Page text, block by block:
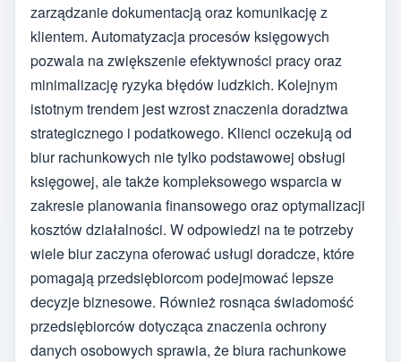
zarządzanie dokumentacją oraz komunikację z
klientem. Automatyzacja procesów księgowych
pozwala na zwiększenie efektywności pracy oraz
minimalizację ryzyka błędów ludzkich. Kolejnym
istotnym trendem jest wzrost znaczenia doradztwa
strategicznego i podatkowego. Klienci oczekują od
biur rachunkowych nie tylko podstawowej obsługi
księgowej, ale także kompleksowego wsparcia w
zakresie planowania finansowego oraz optymalizacji
kosztów działalności. W odpowiedzi na te potrzeby
wiele biur zaczyna oferować usługi doradcze, które
pomagają przedsiębiorcom podejmować lepsze
decyzje biznesowe. Również rosnąca świadomość
przedsiębiorców dotycząca znaczenia ochrony
danych osobowych sprawia, że biura rachunkowe